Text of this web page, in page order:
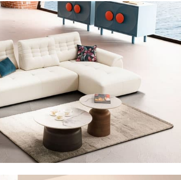
846E ERNEST